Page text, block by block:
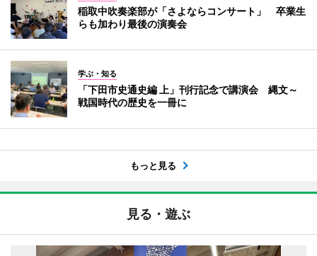
稲取中吹奏楽部が「さよならコンサート」 卒業生
らも加わり最後の演奏会
学ぶ・知る
「下田市史通史編 上」刊行記念で講演会 縄文～
戦国時代の歴史を一冊に
もっと見る
見る・遊ぶ